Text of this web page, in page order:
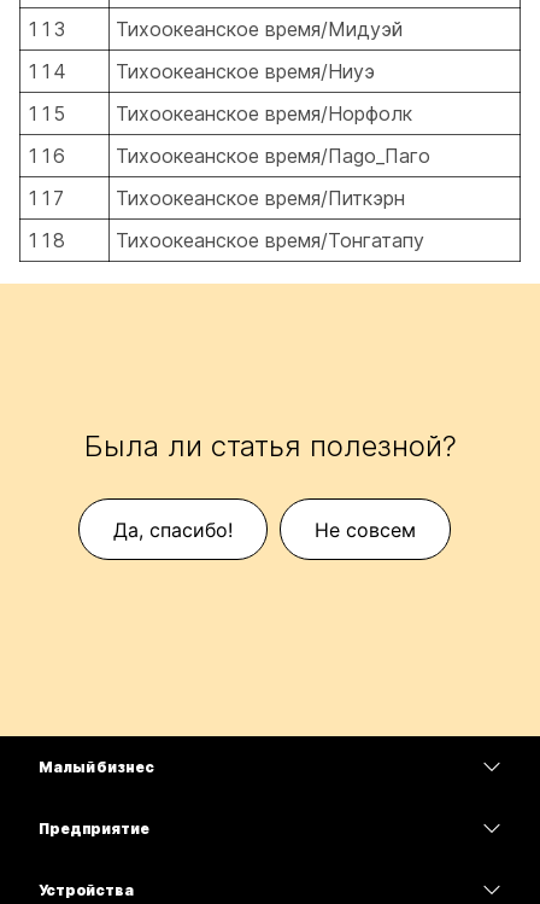
113
Тихоокеанское время/Мидуэй
114
Тихоокеанское время/Ниуэ
115
Тихоокеанское время/Норфолк
116
Тихоокеанское время/Пago_Паго
117
Тихоокеанское время/Питкэрн
118
Тихоокеанское время/Тонгатапу
Была ли статья полезной?
Да, спасибо! Не совсем
Малый бизнес
Предприятие
Устройства